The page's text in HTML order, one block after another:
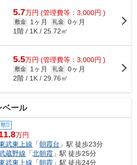
5.7万円 (管理費等：3,000円 )
敷金 1ヶ月 礼金 0ヶ月
1階 / 1K / 25.72㎡
5.5万円 (管理費等：3,000円 )
敷金 1ヶ月 礼金 0ヶ月
2階 / 1K / 29.76㎡
ベール
敷0
万円
武東上線 「朝霞台 」駅 徒歩23分
蔵野線 「北朝霞 」駅 徒歩25分
武東上線 「朝霞 」駅 徒歩24分